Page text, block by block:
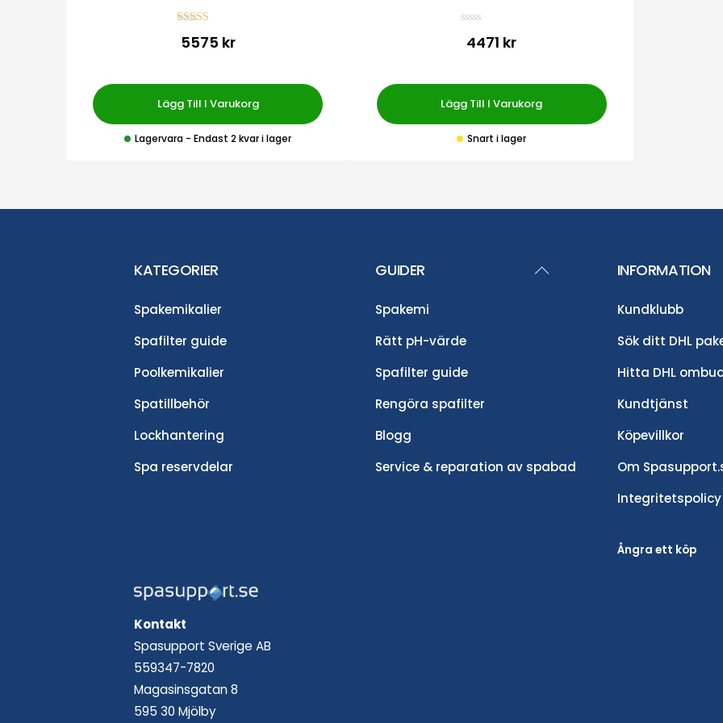
5.00
5575 kr
Lägg Till I Varukorg
Lagervara - Endast 2 kvar i lager
a
t
t
0
a
4471 kr
Lägg Till I Varukorg
Snart i lager
Back
KATEGORIER
Spakemikalier
Spafilter guide
Poolkemikalier
Spatillbehör
Lockhantering
Spa reservdelar
GUIDER
Spakemi
Rätt pH-värde
Spafilter guide
Rengöra spafilter
Blogg
Service & reparation av spabad
INFORMATION
Kundklubb
Sök ditt DHL
Hitta DHL
Kundtjänst
Köpevillkor
Om
Integritetspolicy
Ångra ett köp
Kontakt
Spasupport Sverige AB
559347-7820
Magasinsgatan 8
595 30 Mjölby